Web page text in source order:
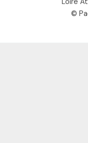
Loire
©